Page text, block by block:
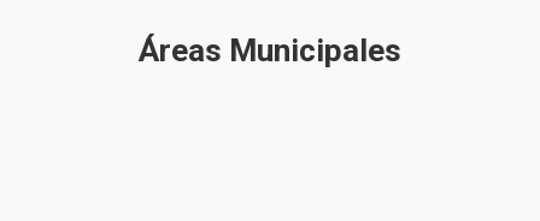
Áreas Municipales